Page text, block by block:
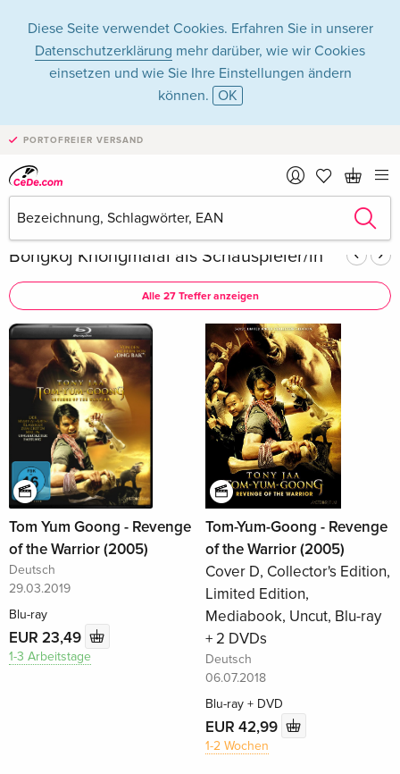
Diese Seite verwendet Cookies. Erfahren Sie in unserer
Datenschutzerklärung mehr darüber, wie wir Cookies
einsetzen und wie Sie Ihre Einstellungen ändern
können. OK
PORTOFREIER VERSAND
Bongkoj
Khongmalai
Bongkoj Khongmalai als Schauspieler/in
Alle 27 Treffer anzeigen
Tom Yum Goong - Revenge
of the Warrior (2005)
Deutsch
29.03.2019
Blu-ray
EUR 23,49
1-3 Arbeitstage
Tom-Yum-Goong - Revenge
of the Warrior (2005)
Cover D, Collector's Edition,
Limited Edition,
Mediabook, Uncut, Blu-ray
+ 2 DVDs
Deutsch
06.07.2018
Blu-ray + DVD
EUR 42,99
1-2 Wochen